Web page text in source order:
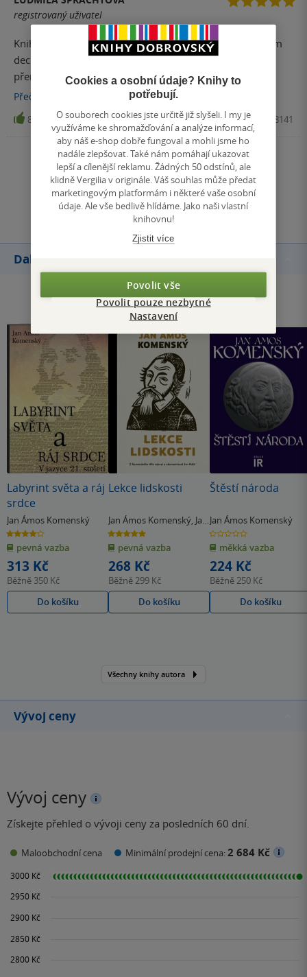
registrovaný uživatel
Kniha je nádherná. To není o tom ji jen tak přečíst jedním
dechem. To je o listování v ní, postupném pročítání,
přemýšlení nad obsahem. Porovnávání vyjádřeného
starým a současným jazykem. Je to skvost. Umělecké dílo.
Přečíst
8 Kniha, PRÁH, 2019, 9788072528141
Zobrazit všechna hodnocení
Přidat hodnocení
Další knihy autora
Labyrint světa a ráj
srdce
Jan Ámos Komenský
4.1
z
5
hvězdiček
pevná vazba
313 Kč
Běžně 350 Kč
Do košíku
Lekce lidskosti
Jan Ámos Komenský, Jan
Hábl
5.0
z
5
hvězdiček
pevná vazba
268 Kč
Běžně299 Kč
Do košíku
Štěstí národa
Jan Ámos Komenský
0.0
z
5
hvězdiček
měkká vazba
224 Kč
Běžně250 Kč
Do košíku
Všechny knihy autora
Vývoj ceny
Vývoj ceny
Získejte přehled o vývoji ceny za posledních 60 dní.
Maloobchodní cena Minimální prodejní cena:2 684 Kč
Cookies a osobní údaje? Knihy to
potřebují.
O souborech cookies jste určitě již slyšeli. I my je
využíváme ke shromažďování a analýze informací,
aby náš e-shop dobře fungoval a mohli jsme ho
nadále zlepšovat. Také nám pomáhají ukazovat
lepší a cílenější reklamu. Žádných 50 odstínů, ale
klidně Vergilia v originále. Váš souhlas může předat
marketingovým platformám i některé vaše osobní
údaje. Ale vše bedlivě hlídáme. Jako naši vlastní
knihovnu!
Zjistit více
Povolit vše
Povolit pouze nezbytné
Nastavení